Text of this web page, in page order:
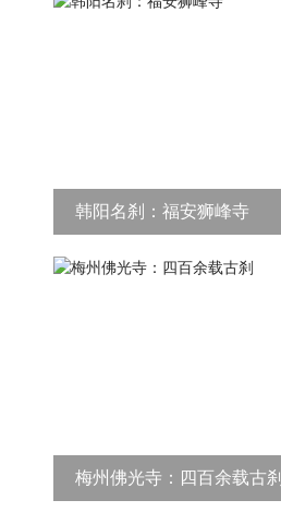
韩阳名刹：福安狮峰寺
梅州佛光寺：四百余载古刹